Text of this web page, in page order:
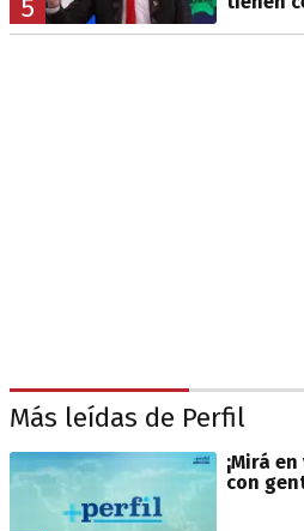
5
Más leídas de Perfil
¡Mirá
con